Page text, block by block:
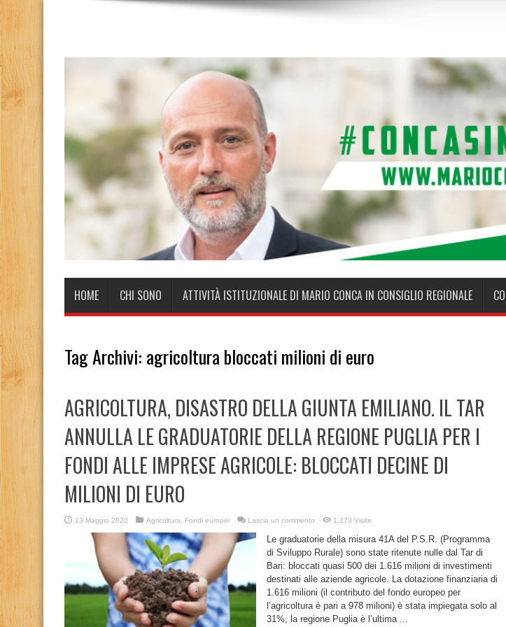
HOME CHI SONO ATTIVITÀ ISTITUZIONALE DI MARIO CONCA IN CONSIGLIO REGIONALE
Tag Archivi: agricoltura bloccati milioni di euro
AGRICOLTURA, DISASTRO DELLA GIUNTA EMILIANO. IL TAR
ANNULLA LE GRADUATORIE DELLA REGIONE PUGLIA PER I
FONDI ALLE IMPRESE AGRICOLE: BLOCCATI DECINE DI
MILIONI DI EURO
13 Maggio 2020 Agricoltura Fondi europei Lascia un commento 1,273 Visite
Le graduatorie della misura 41A del P.S.R. (Programma
di Sviluppo Rurale) sono state ritenute nulle dal Tar di
Bari: bloccati quasi 500 dei 1.616 milioni di investimenti
destinati alle aziende agricole. La dotazione finanziaria di
1.616 milioni (il contributo del fondo europeo per
l’agricoltura è pari a 978 milioni) è stata impiegata solo al
31%, la regione Puglia è l’ultima ...